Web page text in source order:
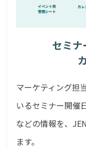
セミナ
マーケティング担
いるセミナー開催
などの情報を、
ます。